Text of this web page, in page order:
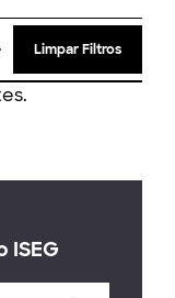
Limpar Filtros
ISEG